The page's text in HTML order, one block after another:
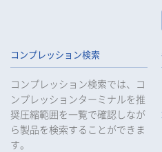
個人情報の取得
当社は、当社サービスの提供に
所、電話番号、電子メールアド
名、所属部署名、役職、住所、
行口座情報等の個人情報を取得
報を取得し、偽りその他不正の
コンプレッション検索
コンプレッション検索では、コ
ンプレッションターミナルを推
奨圧縮範囲を一覧で確認しなが
ら製品を検索することができま
す。